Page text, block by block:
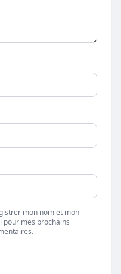
mon nom et mon
pour mes prochains